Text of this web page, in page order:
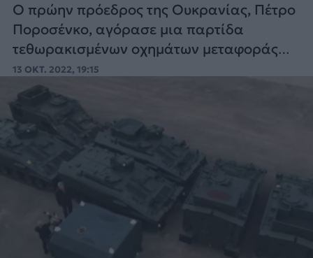
Ο πρώην πρόεδρος της Ουκρανίας, Πέτρο
Ποροσένκο, αγόρασε μια παρτίδα
τεθωρακισμένων οχημάτων μεταφοράς
προσωπικού τύπου Spartan για τα
ουκρανικά στρατεύματα.
13 ΟΚΤ. 2022, 19:15